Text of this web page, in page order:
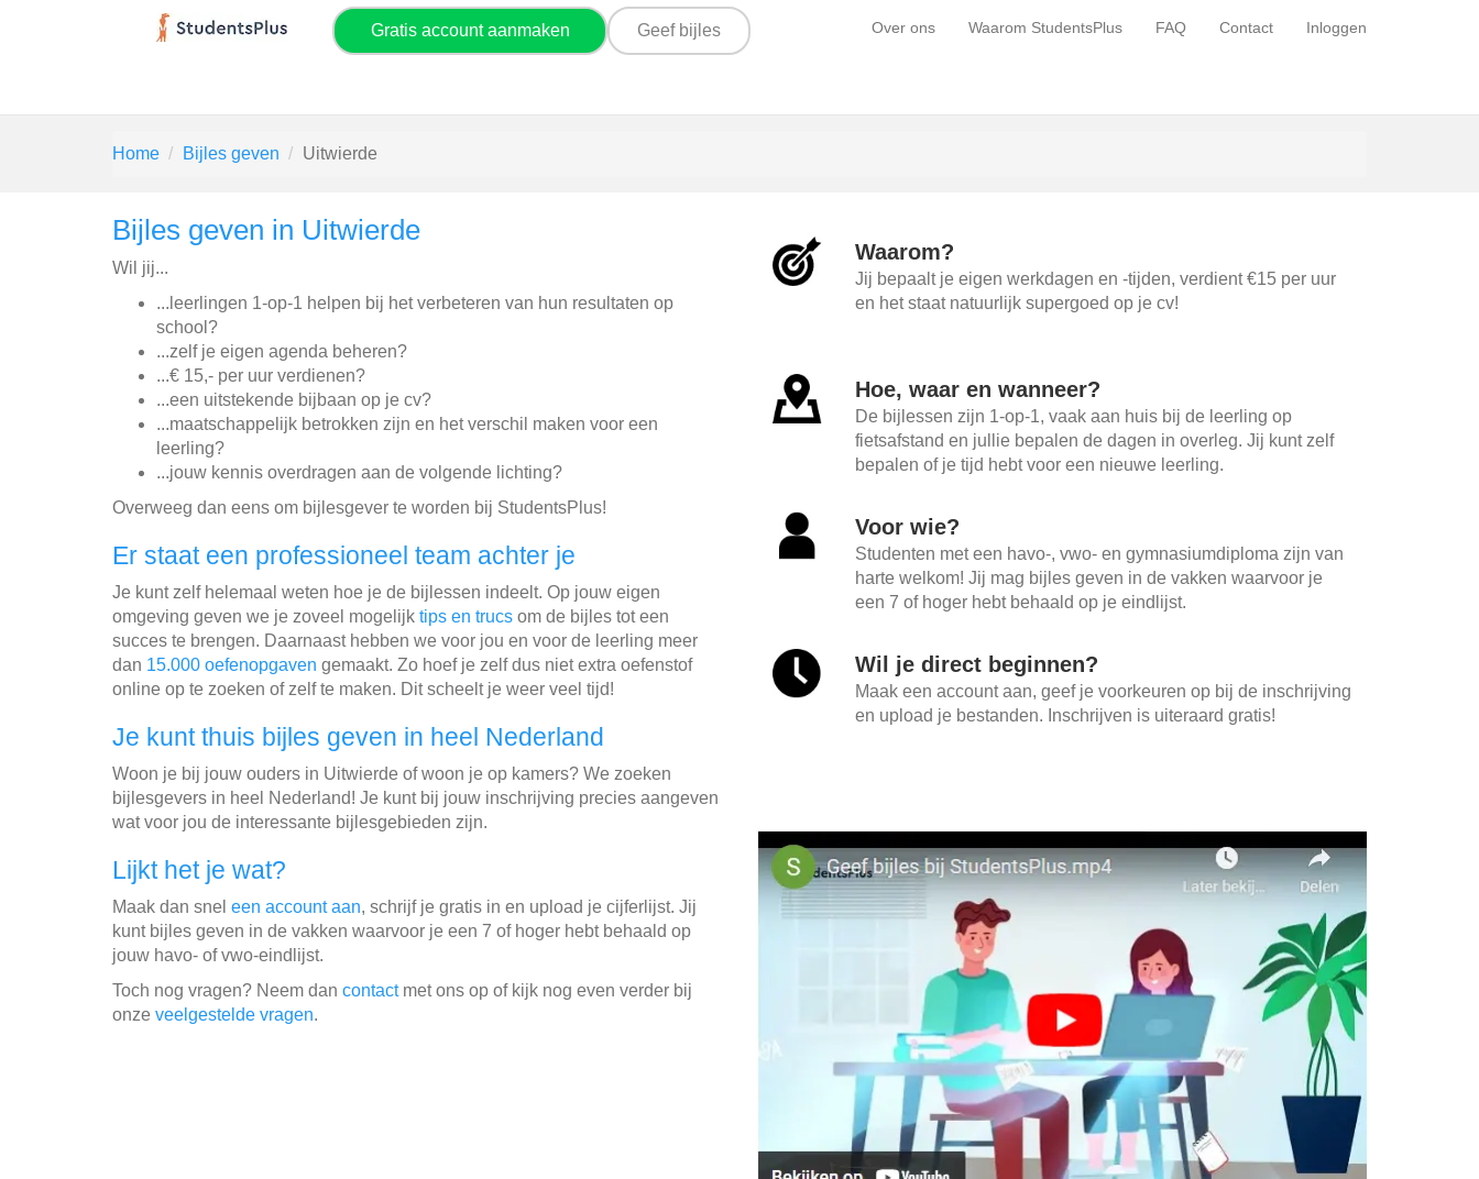
Gratis account aanmaken Geef bijles Over ons Waarom StudentsPlus FAQ Contact Inloggen
Home Bijles geven Uitwierde
Bijles geven in Uitwierde
Wil jij...
...leerlingen 1-op-1 helpen bij het verbeteren van hun resultaten op
school?
...zelf je eigen agenda beheren?
...€ 15,- per uur verdienen?
...een uitstekende bijbaan op je cv?
...maatschappelijk betrokken zijn en het verschil maken voor een
leerling?
...jouw kennis overdragen aan de volgende lichting?
Overweeg dan eens om bijlesgever te worden bij StudentsPlus!
Er staat een professioneel team achter je
Je kunt zelf helemaal weten hoe je de bijlessen indeelt. Op jouw eigen
omgeving geven we je zoveel mogelijk tips en trucs om de bijles tot een
succes te brengen. Daarnaast hebben we voor jou en voor de leerling meer
dan 15.000 oefenopgaven gemaakt. Zo hoef je zelf dus niet extra oefenstof
online op te zoeken of zelf te maken. Dit scheelt je weer veel tijd!
Je kunt thuis bijles geven in heel Nederland
Woon je bij jouw ouders in Uitwierde of woon je op kamers? We zoeken
bijlesgevers in heel Nederland! Je kunt bij jouw inschrijving precies aangeven
wat voor jou de interessante bijlesgebieden zijn.
Lijkt het je wat?
Maak dan snel een account aan, schrijf je gratis in en upload je cijferlijst. Jij
kunt bijles geven in de vakken waarvoor je een 7 of hoger hebt behaald op
jouw havo- of vwo-eindlijst.
Toch nog vragen? Neem dan contactmet ons op of kijk nog even verder bij
onze veelgestelde vragen.
Waarom?
Jij bepaalt je eigen werkdagen en -tijden, verdient €15 per uur
en het staat natuurlijk supergoed op je cv!
Hoe, waar en wanneer?
De bijlessen zijn 1-op-1, vaak aan huis bij de leerling op
fietsafstand en jullie bepalen de dagen in overleg. Jij kunt zelf
bepalen of je tijd hebt voor een nieuwe leerling.
Voor wie?
Studenten met een havo-, vwo- en gymnasiumdiploma zijn van
harte welkom! Jij mag bijles geven in de vakken waarvoor je
een 7 of hoger hebt behaald op je eindlijst.
Wil je direct beginnen?
Maak een account aan, geef je voorkeuren op bij de inschrijving
en upload je bestanden. Inschrijven is uiteraard gratis!